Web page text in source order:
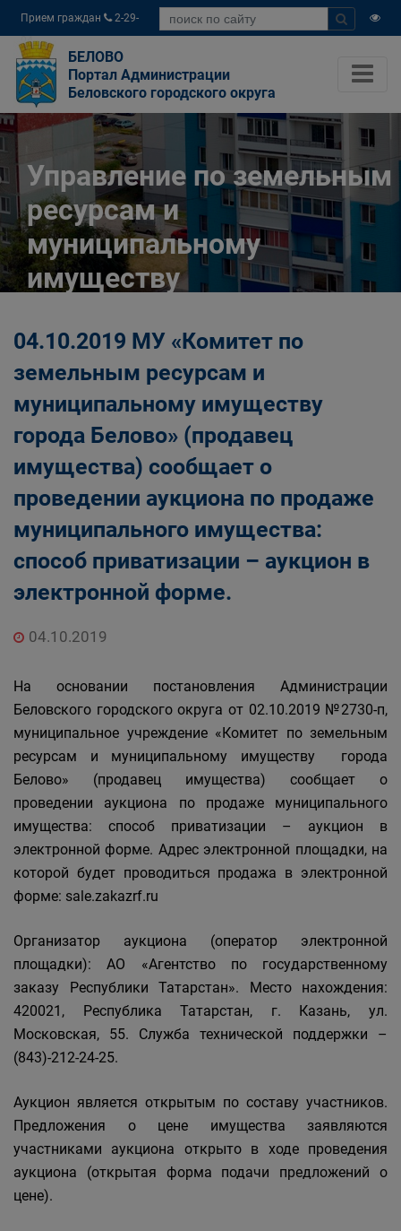
Прием граждан
2-29-
04
БЕЛОВО
Портал Администрации
Беловского городского округа
Управление по земельным
ресурсам и
муниципальному
имуществу
Беловского городского
округа
Населению
Структурные подразделения Администрации
Беловского городского округа
Управление по земельным ресурсам и
муниципальному имуществу Администрации
Беловского городского округа
04.10.2019 МУ «Комитет по
земельным ресурсам и
муниципальному имуществу
города Белово» (продавец
имущества) сообщает о
проведении аукциона по продаже
муниципального имущества:
способ приватизации – аукцион в
электронной форме.
04.10.2019
На основании постановления Администрации
Беловского городского округа от 02.10.2019 №2730-п,
муниципальное учреждение «Комитет по земельным
ресурсам и муниципальному имуществу города
Белово» (продавец имущества) сообщает о
проведении аукциона по продаже муниципального
имущества: способ приватизации – аукцион в
электронной форме. Адрес электронной площадки, на
которой будет проводиться продажа в электронной
форме: sale.zakazrf.ru
Организатор аукциона (оператор электронной
площадки): АО «Агентство по государственному
заказу Республики Татарстан». Место нахождения:
420021, Республика Татарстан, г. Казань, ул.
Московская, 55. Служба технической поддержки –
(843)-212-24-25.
Аукцион является открытым по составу участников.
Предложения о цене имущества заявляются
участниками аукциона открыто в ходе проведения
аукциона (открытая форма подачи предложений о
цене).